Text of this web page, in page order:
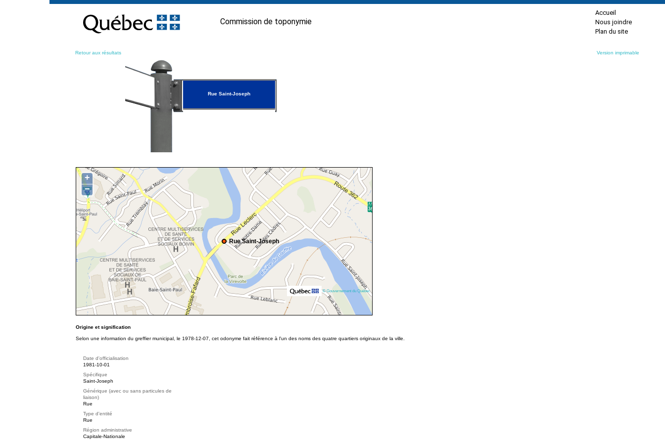
contenu
Commission de toponymie
Accueil
Nous joindre
Plan du site
Retour aux résultats Version imprimable
Rue Saint-Joseph
Rue Saint-Joseph
+
−
© Gouvernement du Québec
Origine et signification
Selon une information du greffier municipal, le 1978-12-07, cet odonyme fait référence à l'un des noms des quatre quartiers originaux de la ville.
Date d'officialisation
1981-10-01
Spécifique
Saint-Joseph
Générique (avec ou sans particules de
liaison)
Rue
Type d'entité
Rue
Région administrative
Capitale-Nationale